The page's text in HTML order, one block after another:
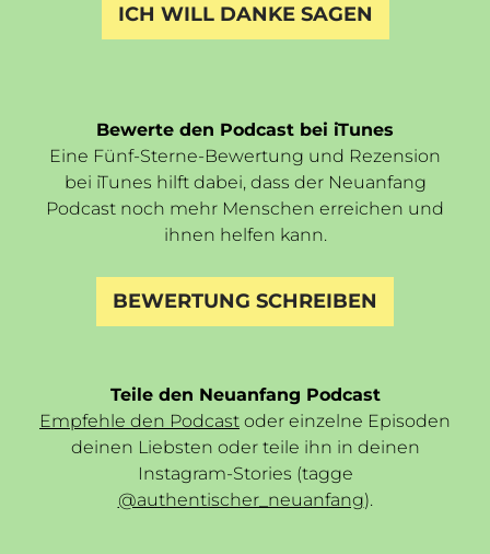
ICH WILL DANKE SAGEN
Bewerte den Podcast bei iTunes
Eine Fünf-Sterne-Bewertung und Rezension
bei iTunes hilft dabei, dass der Neuanfang
Podcast noch mehr Menschen erreichen und
ihnen helfen kann.
BEWERTUNG SCHREIBEN
Teile den Neuanfang Podcast
Empfehle den Podcast oder einzelne Episoden
deinen Liebsten oder teile ihn in deinen
Instagram-Stories (tagge
@authentischer_neuanfang).